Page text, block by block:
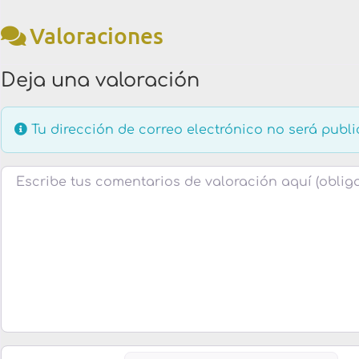
Valoraciones
Deja una valoración
Tu dirección de correo electrónico no será
Texto de la reseña